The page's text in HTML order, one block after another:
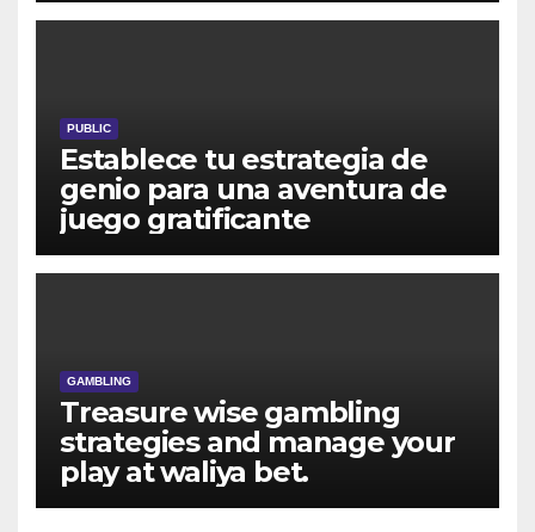
PUBLIC
Establece tu estrategia de
genio para una aventura de
juego gratificante
GAMBLING
Treasure wise gambling
strategies and manage your
play at waliya bet.